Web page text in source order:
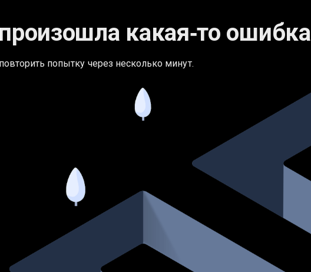
какая‑то ошибка
попытку через несколько минут.